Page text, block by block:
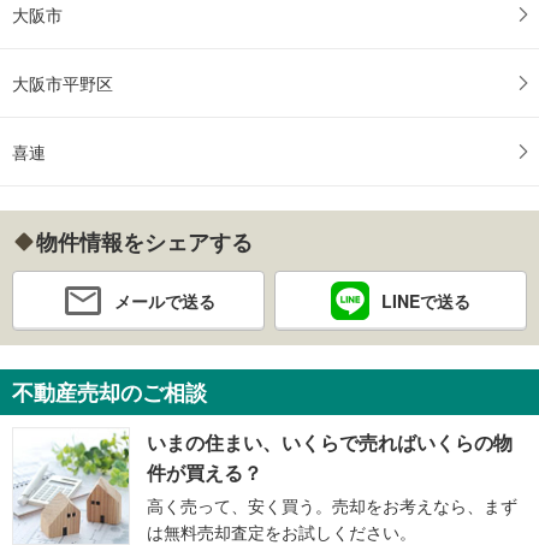
大阪市
大阪市平野区
喜連
物件情報をシェアする
メールで送る LINEで送る
不動産売却のご相談
いまの住まい、いくらで売ればいくらの物
件が買える？
高く売って、安く買う。売却をお考えなら、まず
は無料売却査定をお試しください。